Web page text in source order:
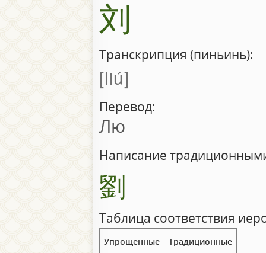
刘
Транскрипция (пиньинь):
liú
Перевод:
Лю
Написание
劉
Таблица соответствия
Упрощенные Традиционные